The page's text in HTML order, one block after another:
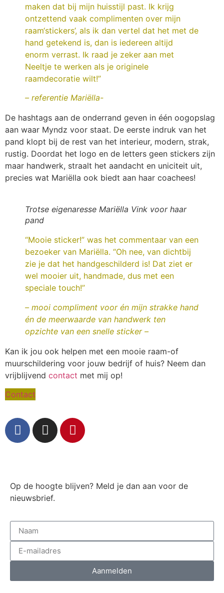
maken dat bij mijn huisstijl past. Ik krijg
ontzettend vaak complimenten over mijn
raam‘stickers’, als ik dan vertel dat het met de
hand getekend is, dan is iedereen altijd
enorm verrast. Ik raad je zeker aan met
Neeltje te werken als je originele
raamdecoratie wilt!”
– referentie Mariëlla-
De hashtags aan de onderrand geven in één oogopslag
aan waar Myndz voor staat. De eerste indruk van het
pand klopt bij de rest van het interieur, modern, strak,
rustig. Doordat het logo en de letters geen stickers zijn
maar handwerk, straalt het aandacht en uniciteit uit,
precies wat Mariëlla ook biedt aan haar coachees!
Trotse eigenaresse Mariëlla Vink voor haar
pand
“Mooie sticker!” was het commentaar van een
bezoeker van Mariëlla. “Oh nee, van dichtbij
zie je dat het handgeschilderd is! Dat ziet er
wel mooier uit, handmade, dus met een
speciale touch!”
– mooi compliment voor én mijn strakke hand
én de meerwaarde van handwerk ten
opzichte van een snelle sticker –
Kan ik jou ook helpen met een mooie raam-of
muurschildering voor jouw bedrijf of huis? Neem dan
vrijblijvend contact met mij op!
Contact
Op de hoogte blijven? Meld je dan aan voor de
nieuwsbrief.
Aanmelden